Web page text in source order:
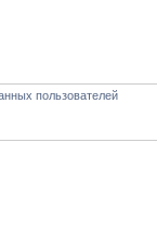
пользователей